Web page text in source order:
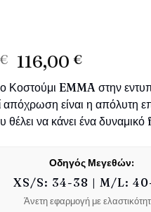
€
Original
price
was:
131,00 €.
116,00€Η
τρέχουσα
τιμή
είναι:
116,00
Κοστούμι EMMA στην
απόχρωση είναι η απόλυτη
θέλει να κάνει ένα
Οδηγός Μεγεθών:
XS/S: 34-38 | M/L:
Άνετη εφαρμογή με